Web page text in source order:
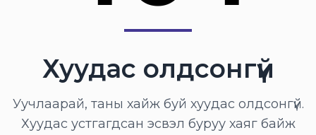
Хуудас олдсонгүй
Уучлаарай, таны хайж буй хуудас олдсонгүй.
Хуудас устгагдсан эсвэл буруу хаяг байж